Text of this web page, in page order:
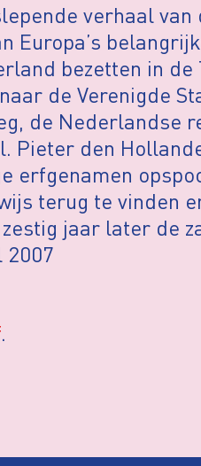
verhaal
Europa’s
bezetten in de
de Verenigde
de Nederlandse
Pieter den
erfgenamen
terug te vinden
jaar later de
2007
.